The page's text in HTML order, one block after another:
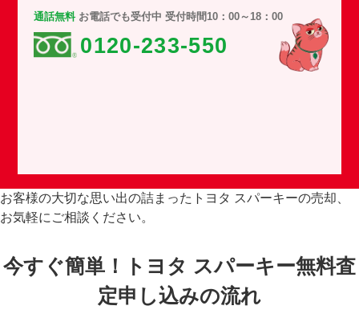
通話無料お電話でも受付中 受付時間10：00～18：00
0120-233-550
お客様の大切な思い出の詰まったトヨタ スパーキーの売却、
お気軽にご相談ください。
今すぐ簡単！トヨタ スパーキー無料査
定申し込みの流れ